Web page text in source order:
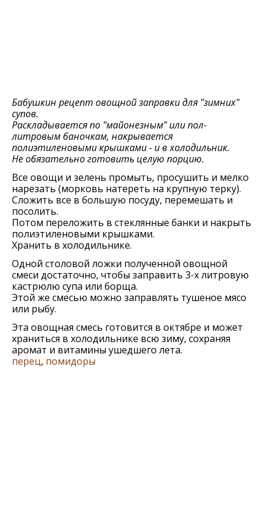
Бабушкин рецепт овощной заправки для "зимних"
супов.
Раскладывается по "майонезным" или пол-
литровым баночкам, накрывается
полиэтиленовыми крышками - и в холодильник.
Не обязательно готовить целую порцию.
Все овощи и зелень промыть, просушить и мелко
нарезать (морковь натереть на крупную терку).
Сложить все в большую посуду, перемешать и
посолить.
Потом переложить в стеклянные банки и накрыть
полиэтиленовыми крышками.
Хранить в холодильнике.
Одной столовой ложки полученной овощной
смеси достаточно, чтобы заправить 3-х литровую
кастрюлю супа или борща.
Этой же смесью можно заправлять тушеное мясо
или рыбу.
Эта овощная смесь готовится в октябре и может
храниться в холодильнике всю зиму, сохраняя
аромат и витамины ушедшего лета.
перец, помидоры